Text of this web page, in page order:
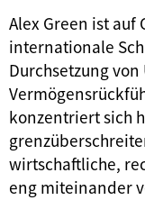
Alex Green ist
internationale
Durchsetzung
konzentriert sich
wirtschaftliche,
eng miteinander